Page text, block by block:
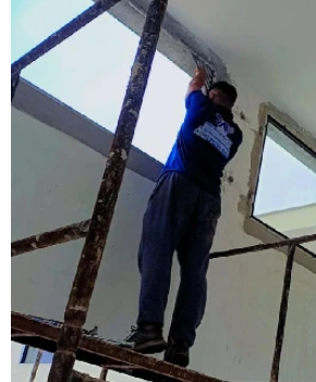
Esquadrias de alto padrão
Esquadrias alumínio acústicas
Esquadrias de alumínio alto padrão
Esquadrias de alumínio fábrica
Esquadrias de alumínio isolamento
Esquadrias de alumínio janelas e
Esquadrias de alumínio janelas valor
Esquadrias de alumínio maxim ar